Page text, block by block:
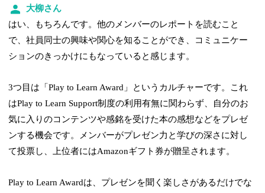
大柳さん
はい、もちろんです。他のメンバーのレポートを読むこと
で、社員同士の興味や関心を知ることができ、コミュニケー
ションのきっかけにもなっていると感じます。
3つ目は「Play to Learn Award」というカルチャーです。これ
はPlay to Learn Support制度の利用有無に関わらず、自分のお
気に入りのコンテンツや感銘を受けた本の感想などをプレゼ
ンする機会です。メンバーがプレゼン力と学びの深さに対し
て投票し、上位者にはAmazonギフト券が贈呈されます。
Play to Learn Awardは、プレゼンを聞く楽しさがあるだけでな